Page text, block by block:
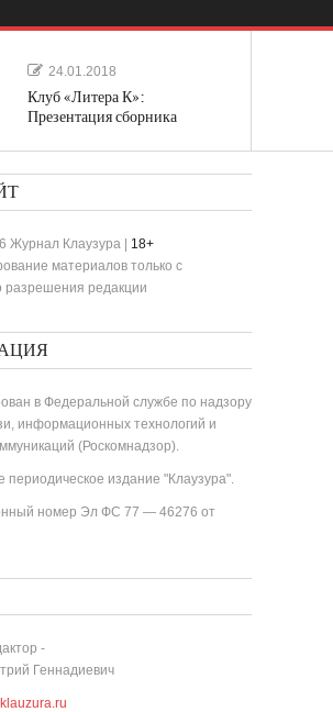
24.01.2018
Клуб «Литера К»:
Презентация сборника
Журнал Клаузура | 18+
материалов только с
разрешения редакции
в Федеральной службе по надзору
информационных технологий и
(Роскомнадзор).
периодическое издание "Клаузура".
номер Эл ФС 77 — 46276 от
-
Геннадиевич